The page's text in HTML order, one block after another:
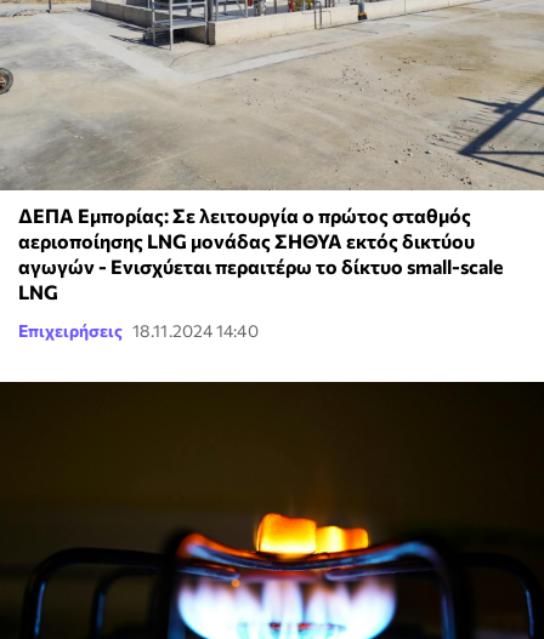
ΔΕΠΑ Εμπορίας: Σε λειτουργία ο πρώτος σταθμός
αεριοποίησης LNG μονάδας ΣΗΘΥΑ εκτός δικτύου
αγωγών - Ενισχύεται περαιτέρω το δίκτυο small-scale
LNG
Επιχειρήσεις 18.11.2024 14:40